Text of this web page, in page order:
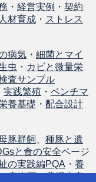
・ 経営実例 ・ 契約
人材育成 ・ ストレス
病気 ・ 細菌とマイ
虫 ・ カビと微量栄
査サンプル
実践繁殖 ・ ベンチマ
養基礎 ・ 配合設計
豚群飼
種豚と遺
と食の安全ページ
の実践編PQA ・ 養
安楽死・農場査定